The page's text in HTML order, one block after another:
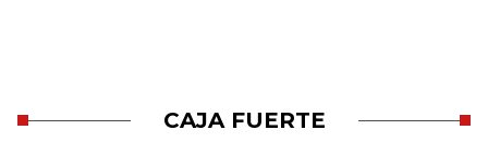
CAJA FUERTE